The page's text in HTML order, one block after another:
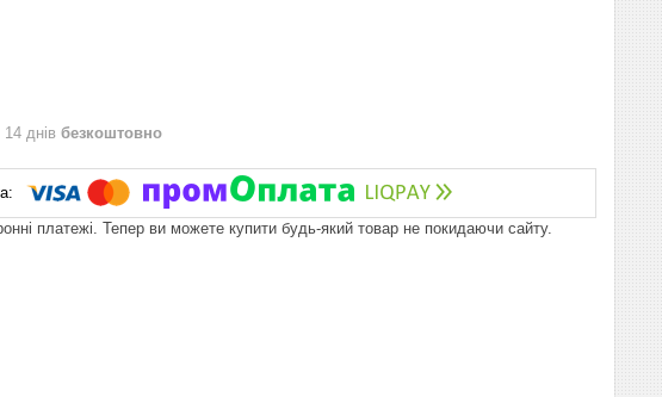
днів безкоштовно
платежі. Тепер ви можете купити будь-який товар не покидаючи сайту.